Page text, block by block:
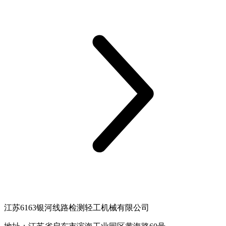
江苏6163银河线路检测轻工机械有限公司